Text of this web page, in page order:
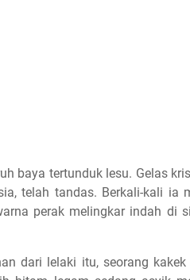
baya tertunduk lesu. Gelas
telah tandas. Berkali-kali ia
perak melingkar indah di
dari lelaki itu, seorang